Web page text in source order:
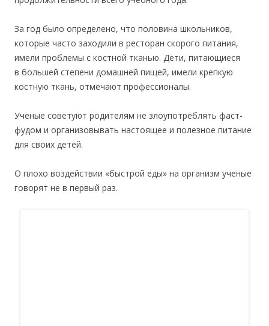
За год было определено, что половина школьников,
которые часто заходили в ресторан скорого питания,
имели проблемы с костной тканью. Дети, питающиеся
в большей степени домашней пищей, имели крепкую
костную ткань, отмечают профессионалы.
Ученые советуют родителям не злоупотреблять фаст-
фудом и организовывать настоящее и полезное питание
для своих детей.
О плохо воздействии «быстрой еды» на организм ученые
говорят не в первый раз.